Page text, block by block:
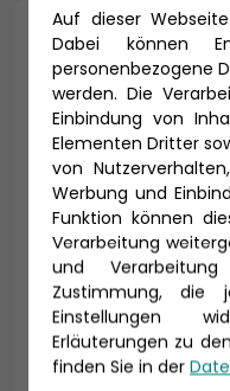
Anrede *
Titel
Vorname *
E-Mail *
Auf dieser
Dabei können
personenbezogene
werden. Die
Einbindung von
Elementen Dritter
von
Werbung und
Funktion können
Verarbeitung
und
Zustimmung, die
Einstellungen
Erläuterungen zu
finden Sie in der